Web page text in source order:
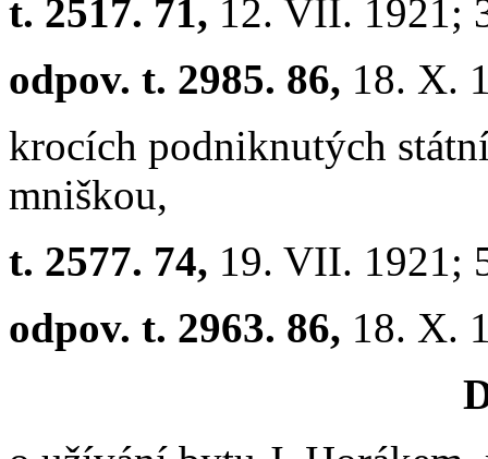
t. 2517. 71, 12. VII. 1921;
odpov. t. 2985. 86, 18. X.
krocích podniknutých
mniškou,
t. 2577. 74, 19. VII. 1921;
odpov. t. 2963. 86, 18. X.